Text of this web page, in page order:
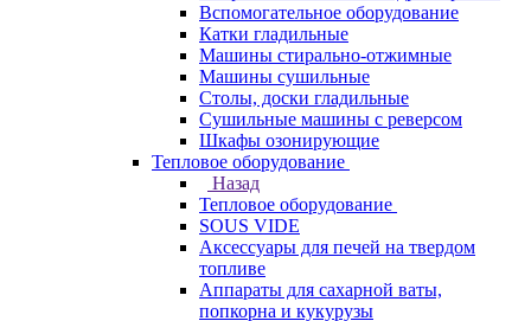
Вспомогательное оборудование
Катки гладильные
Машины стирально-отжимные
Машины сушильные
Столы, доски гладильные
Сушильные машины с реверсом
Шкафы озонирующие
Тепловое оборудование
Назад
Тепловое оборудование
SOUS VIDE
Аксессуары для печей на твердом
топливе
Аппараты для сахарной ваты,
попкорна и кукурузы